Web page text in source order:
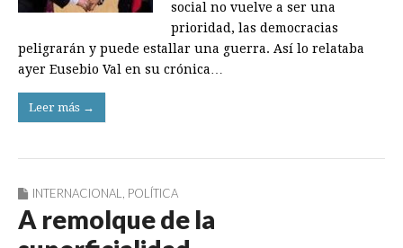
social no vuelve a ser una
prioridad, las democracias
peligrarán y puede estallar una guerra. Así lo relataba
ayer Eusebio Val en su crónica…
Leer más →
INTERNACIONAL POLÍTICA
A remolque de la